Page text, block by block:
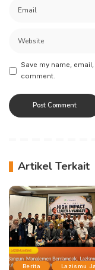
Save my name,
comment.
Artikel Terkait
Berita Lazismu